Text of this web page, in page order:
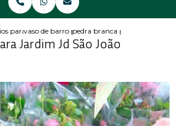
para jardins
vaso de barro para jardimpedra branca para jardim jd
Jardim Jd São João